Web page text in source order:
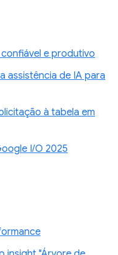
confiável e produtivo
assistência de IA para
à tabela em
I/O 2025